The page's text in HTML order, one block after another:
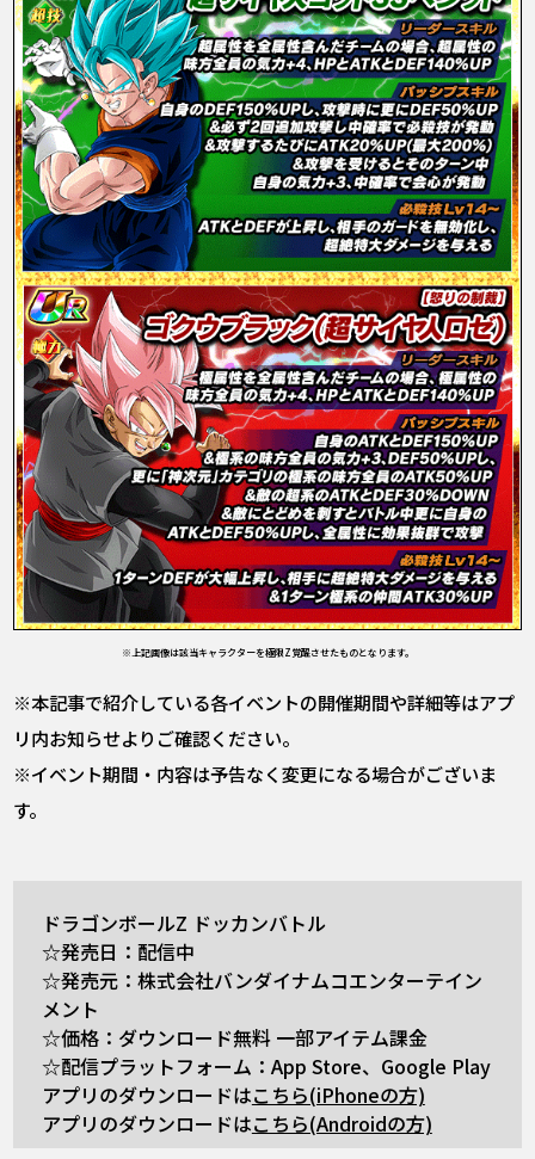
※上記画像は該当キャラクターを極限Z覚醒させたものとなります。
※本記事で紹介している各イベントの開催期間や詳細等はアプ
リ内お知らせよりご確認ください。
※イベント期間・内容は予告なく変更になる場合がございま
す。
ドラゴンボールZ ドッカンバトル
☆発売日：配信中
☆発売元：株式会社バンダイナムコエンターテイン
メント
☆価格：ダウンロード無料 一部アイテム課金
☆配信プラットフォーム：App Store、Google Play
アプリのダウンロードはこちら(iPhoneの方)
アプリのダウンロードはこちら(Androidの方)